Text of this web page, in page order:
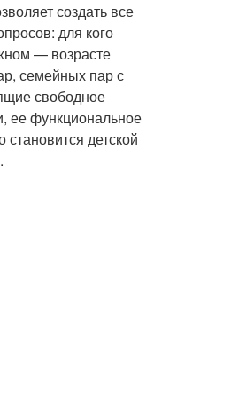
создать все
для кого
— возрасте
семейных пар с
свободное
ее функциональное
детской